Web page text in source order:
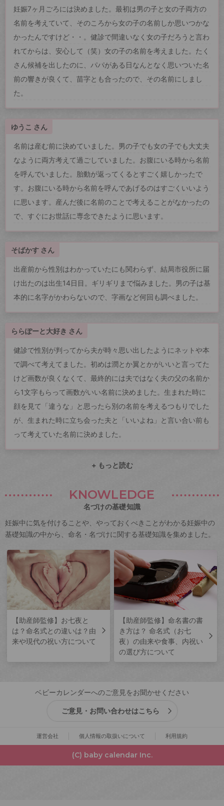
妊娠7ヶ月ごろには決めました。最初は男の子と女の子両方の
名前を考えていて、そのころから女の子の名前しか思いつかな
かったんですけど・・。健診で間違いなく女の子だろうと言わ
れてからは、安心して（笑）女の子の名前を考えました。たく
さん候補を出したのに、パパがある日なんとなく思いついた名
前の響きが良くて、苗字とも合ったので、その名前にしまし
た。
ゆうこ さん
名前は産む前に決めていました。男の子でも女の子でも大丈夫
なように両方考えて過ごしていました。お腹にいる時から名前
を呼んでいました。胎動が返ってくるとすごく嬉しかったで
す。お腹にいる時から名前を呼んであげるのはすごくいいよう
に思います。産んだ後に名前のことで考えることがなかったの
で、すぐにお世話に専念できたように思います。
そばかす さん
出産前から性別はわかっていたにも関わらず、結局市役所に届
け出たのは出生14日目。ギリギリまで悩みました。男の子は基
本的に名字がかわらないので、字画など何回も調べました。
ららぽーと大好き さん
健診で性別が判ってから夫が時々思い出したようにネットや本
で調べて考えてました。初めは潤とか翼とかがいいと言ってた
けど画数が良くなくて、最終的には夫ではなく夫の父の名前か
ら1文字もらって画数がいい名前に決めました。生まれた時に
顔を見て「違うな」と思ったら別の名前を考えるつもりでした
が、生まれた時に立ち会った夫と「いいよね」と言い合い前も
って考えていた名前に決めました。
+ もっと読む
KNOWLEDGE
名づけの基礎知識
妊娠中に気を付けることや、やっておくべきことがわかる妊娠中の
基礎知識の中から、命名・名づけに関する基礎知識を集めました。
【助産師監修】お七夜と
は？命名式との違いは？由
来や現代の祝い方について
【助産師監修】命名書の書
き方は？ 命名式（お七
夜）の由来や食事、内祝い
の選び方について
ベビーカレンダーへのご意見をお聞かせください
ご意見・お問い合わせはこちら
運営会社 個人情報の取扱いについて 利用規約
(C) baby calendar Inc.